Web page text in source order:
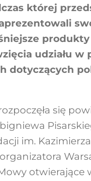
której
udziału w
dotyczących
się
im. Kazimierza
organizatora
otwierające